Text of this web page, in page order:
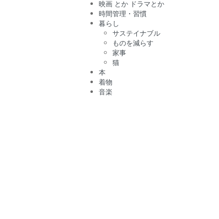
映画 とか ドラマとか
時間管理・習慣
暮らし
サステイナブル
ものを減らす
家事
猫
本
着物
音楽